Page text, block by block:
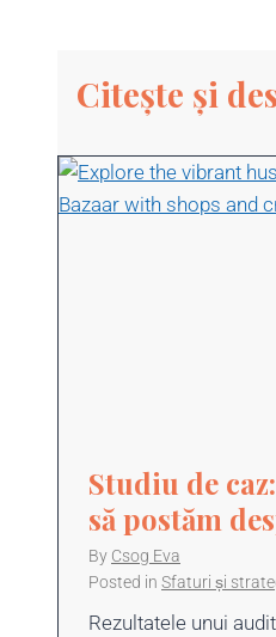
Citește și
Studiu de
să postăm
By Csog Eva
Posted in Sfaturi și
Rezultatele unui